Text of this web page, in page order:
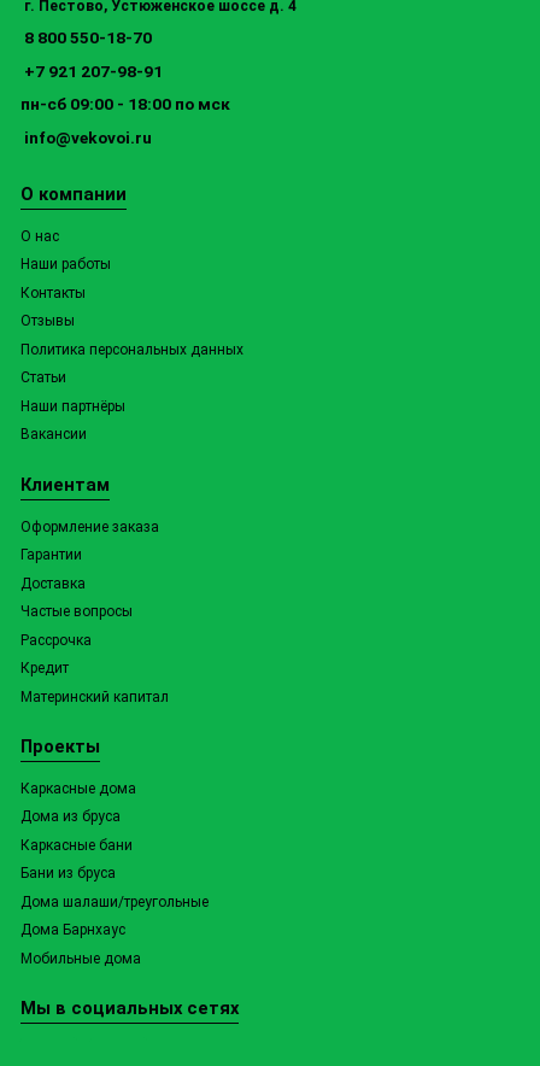
г. Пестово, Устюженское шоссе д. 4
8 800 550-18-70
+7 921 207-98-91
пн-сб 09:00 - 18:00 по мск
info@vekovoi.ru
О компании
О нас
Наши работы
Контакты
Отзывы
Политика персональных данных
Статьи
Наши партнёры
Вакансии
Клиентам
Оформление заказа
Гарантии
Доставка
Частые вопросы
Рассрочка
Кредит
Материнский капитал
Проекты
Каркасные дома
Дома из бруса
Каркасные бани
Бани из бруса
Дома шалаши/треугольные
Дома Барнхаус
Мобильные дома
Мы в социальных сетях